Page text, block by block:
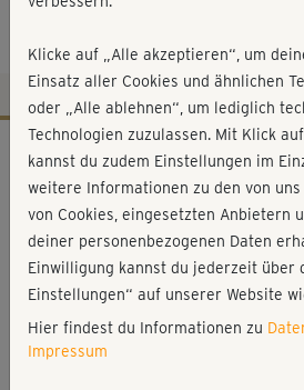
Pilates Power Flows - Let
Workout-Facts
leicht
9 Min
27 kcal
Anette Alvaredo
Matte
Klicke auf „Alle akzeptieren“, um
Einsatz aller Cookies und ähnlichen
oder „Alle ablehnen“, um lediglich
Technologien zuzulassen. Mit Klick
kannst du zudem Einstellungen im
weitere Informationen zu den von
von Cookies, eingesetzten Anbietern
deiner personenbezogenen Daten
Einwilligung kannst du jederzeit über
Einstellungen“ auf unserer Website
Hier findest du Informationen zu
Impressum